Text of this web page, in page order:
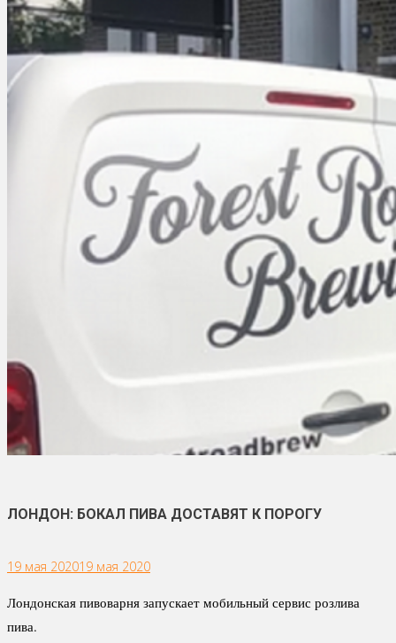
ЛОНДОН: БОКАЛ ПИВА ДОСТАВЯТ К ПОРОГУ
19 мая 202019 мая 2020
Лондонская пивоварня запускает мобильный сервис розлива
пива.